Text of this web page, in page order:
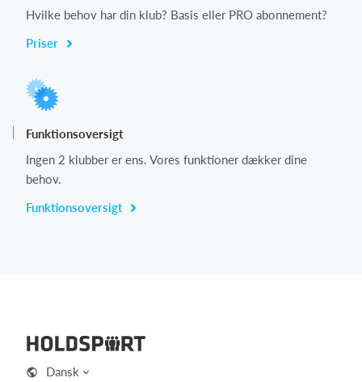
Hvilke behov har din klub? Basis eller PRO abonnement?
Priser
Funktionsoversigt
Ingen 2 klubber er ens. Vores funktioner dækker dine
behov.
Funktionsoversigt
Dansk